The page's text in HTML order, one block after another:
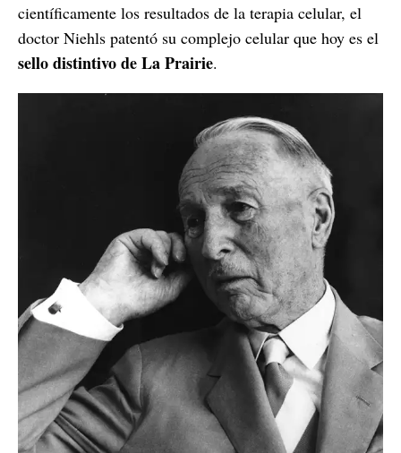
científicamente los resultados de la terapia celular, el
doctor Niehls patentó su complejo celular que hoy es el
sello distintivo de La Prairie.